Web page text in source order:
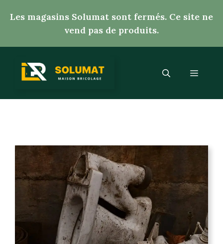
Les magasins Solumat sont fermés. Ce site ne
vend pas de produits.
Menu